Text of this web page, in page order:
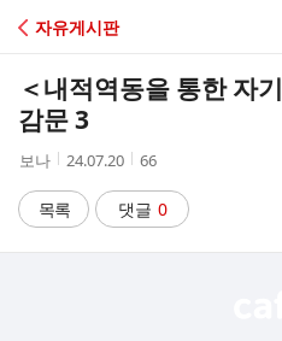
C
자유게시판
＜내적역동을 통한 자
감문 3
작
자
보나
작
시
간
24.07.20
조
수
66
목록 댓글 0